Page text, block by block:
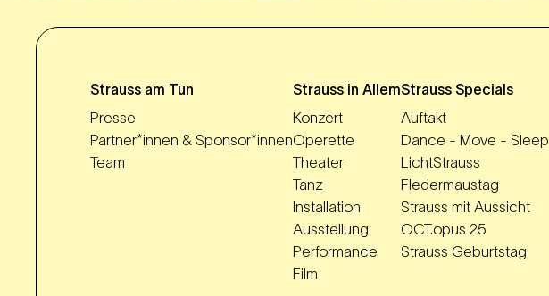
Strauss am Tun
Presse
Partner*innen & Sponsor*innen
Team
Strauss in Allem
Konzert
Operette
Theater
Tanz
Installation
Ausstellung
Performance
Film
Strauss Specials
Auftakt
Dance - Move - Sleep
LichtStrauss
Fledermaustag
Strauss mit Aussicht
OCT.opus 25
Strauss Geburtstag